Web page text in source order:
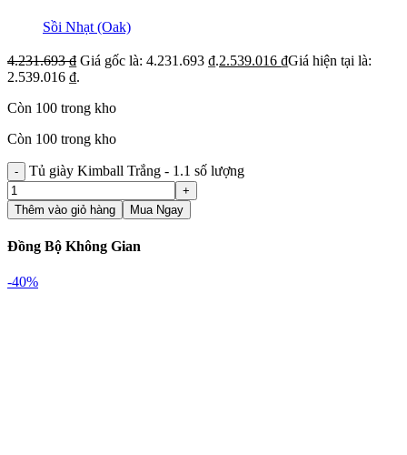
Sồi Nhạt (Oak)
4.231.693₫ Giá gốc là: 4.231.693 ₫.2.539.016 ₫Giá hiện tại là:
2.539.016 ₫.
Còn 100 trong kho
Còn 100 trong kho
Tủ giày Kimball Trắng - 1.1 số lượng
Thêm vào giỏ hàng Mua Ngay
Đồng Bộ Không Gian
-40%